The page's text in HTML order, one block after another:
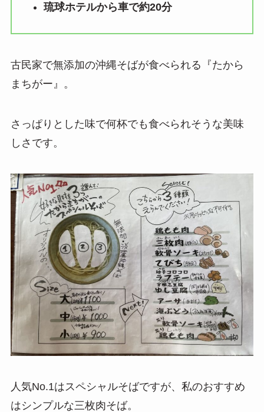
琉球ホテルから車で約20分
古民家で無添加の沖縄そばが食べられる『たから
まちがー』。
さっぱりとした味で何杯でも食べられそうな美味
しさです。
人気No.1はスペシャルそばですが、私のおすすめ
はシンプルな三枚肉そば。